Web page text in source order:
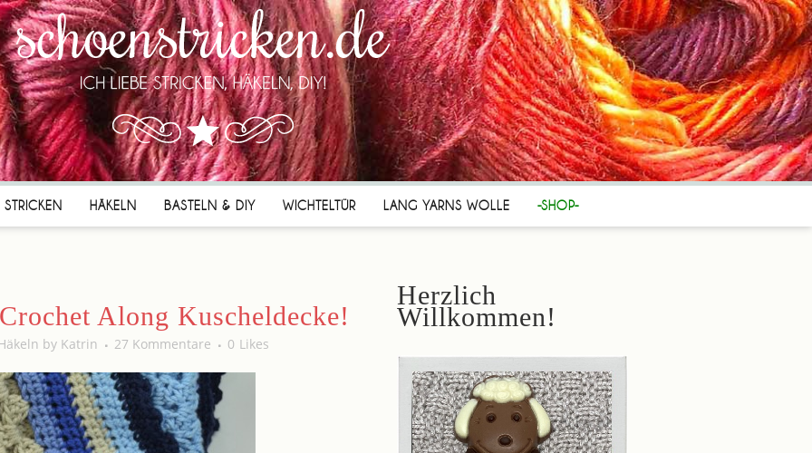
STRICKEN HÄKELN BASTELN & DIY WICHTELTÜR LANG YARNS WOLLE -SHOP-
Along Kuscheldecke!
by Katrin 27 Kommentare 0 Likes
Herzlich
Willkommen!